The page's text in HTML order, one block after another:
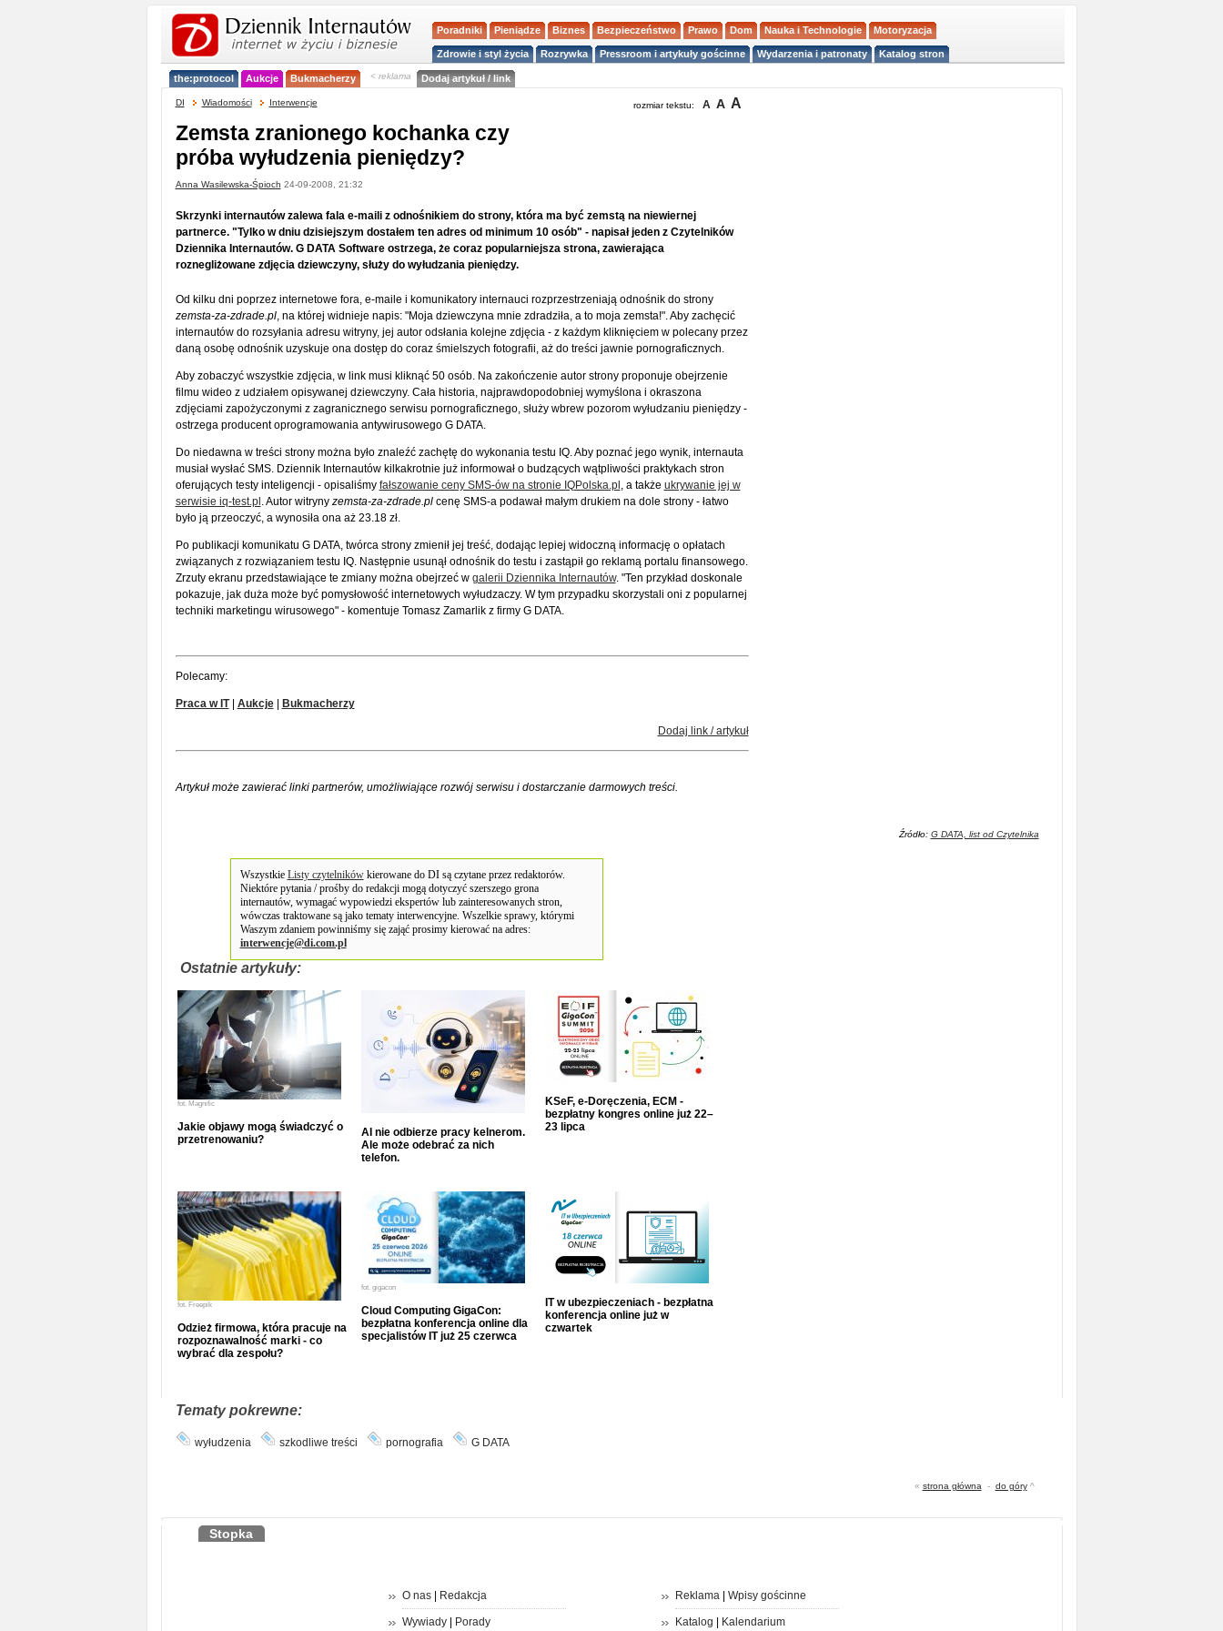
Poradniki Pieniądze Biznes Bezpieczeństwo Prawo Dom Nauka i Technologie Motoryzacja
Zdrowie i styl życia Rozrywka Pressroom i artykuły gościnne Wydarzenia i patronaty Katalog stron
the:protocol Aukcje Bukmacherzy < reklama Dodaj artykuł / link
DI Wiadomości Interwencje rozmiar tekstu: A A A
Zemsta zranionego kochanka czy
próba wyłudzenia pieniędzy?
Anna Wasilewska-Śpioch 24-09-2008, 21:32
Skrzynki internautów zalewa fala e-maili z odnośnikiem do strony, która ma być zemstą na niewiernej
partnerce. "Tylko w dniu dzisiejszym dostałem ten adres od minimum 10 osób" - napisał jeden z Czytelników
Dziennika Internautów. G DATA Software ostrzega, że coraz popularniejsza strona, zawierająca
roznegliżowane zdjęcia dziewczyny, służy do wyłudzania pieniędzy.
Od kilku dni poprzez internetowe fora, e-maile i komunikatory internauci rozprzestrzeniają odnośnik do strony
zemsta-za-zdrade.pl, na której widnieje napis: "Moja dziewczyna mnie zdradziła, a to moja zemsta!". Aby zachęcić
internautów do rozsyłania adresu witryny, jej autor odsłania kolejne zdjęcia - z każdym kliknięciem w polecany przez
daną osobę odnośnik uzyskuje ona dostęp do coraz śmielszych fotografii, aż do treści jawnie pornograficznych.
Aby zobaczyć wszystkie zdjęcia, w link musi kliknąć 50 osób. Na zakończenie autor strony proponuje obejrzenie
filmu wideo z udziałem opisywanej dziewczyny. Cała historia, najprawdopodobniej wymyślona i okraszona
zdjęciami zapożyczonymi z zagranicznego serwisu pornograficznego, służy wbrew pozorom wyłudzaniu pieniędzy -
ostrzega producent oprogramowania antywirusowego G DATA.
Do niedawna w treści strony można było znaleźć zachętę do wykonania testu IQ. Aby poznać jego wynik, internauta
musiał wysłać SMS. Dziennik Internautów kilkakrotnie już informował o budzących wątpliwości praktykach stron
oferujących testy inteligencji - opisaliśmy fałszowanie ceny SMS-ów na stronie IQPolska.pl , a także ukrywanie jej w
serwisie iq-test.pl . Autor witryny zemsta-za-zdrade.plcenę SMS-a podawał małym drukiem na dole strony - łatwo
było ją przeoczyć, a wynosiła ona aż 23.18 zł.
Po publikacji komunikatu G DATA, twórca strony zmienił jej treść, dodając lepiej widoczną informację o opłatach
związanych z rozwiązaniem testu IQ. Następnie usunął odnośnik do testu i zastąpił go reklamą portalu finansowego.
Zrzuty ekranu przedstawiające te zmiany można obejrzeć w galerii Dziennika Internautów. "Ten przykład doskonale
pokazuje, jak duża może być pomysłowość internetowych wyłudzaczy. W tym przypadku skorzystali oni z popularnej
techniki marketingu wirusowego" - komentuje Tomasz Zamarlik z firmy G DATA.
Polecamy:
Praca w IT| Aukcje| Bukmacherzy
Dodaj link / artykuł
Artykuł może zawierać linki partnerów, umożliwiające rozwój serwisu i dostarczanie darmowych treści.
Źródło: G DATA, list od Czytelnika
Wszystkie Listy czytelnikówkierowane do DI są czytane przez redaktorów.
Niektóre pytania / prośby do redakcji mogą dotyczyć szerszego grona
internautów, wymagać wypowiedzi ekspertów lub zainteresowanych stron,
wówczas traktowane są jako tematy interwencyjne. Wszelkie sprawy, którymi
Waszym zdaniem powinniśmy się zająć prosimy kierować na adres:
interwencje@di.com.pl
Ostatnie artykuły:
fot. Magnific
Jakie objawy mogą świadczyć o
przetrenowaniu?
AI nie odbierze pracy kelnerom.
Ale może odebrać za nich
telefon.
KSeF, e-Doręczenia, ECM -
bezpłatny kongres online już 22–
23 lipca
fot. Freepik
Odzież firmowa, która pracuje na
rozpoznawalność marki - co
wybrać dla zespołu?
fot. gigacon
Cloud Computing GigaCon:
bezpłatna konferencja online dla
specjalistów IT już 25 czerwca
IT w ubezpieczeniach - bezpłatna
konferencja online już w
czwartek
Tematy pokrewne:
wyłudzenia szkodliwe treści pornografia G DATA
« strona główna - do góry^
Stopka
O nas| Redakcja
Wywiady| Porady
Reklama| Wpisy gościnne
Katalog Kalendarium